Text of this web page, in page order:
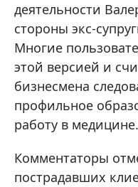
деятельности
стороны экс-
Многие
этой версией и
бизнесмена
профильное
работу в медицине.
Комментаторы
пострадавших